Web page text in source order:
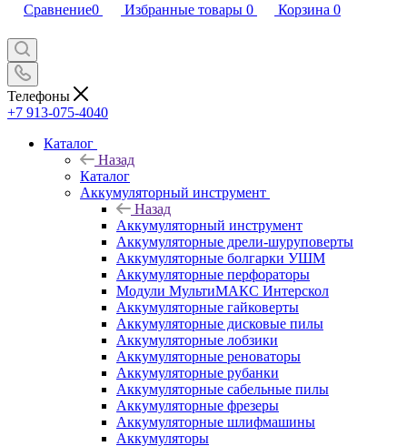
Сравнение0 Избранные товары 0 Корзина 0
Телефоны
+7 913-075-4040
Каталог
Назад
Каталог
Аккумуляторный инструмент
Назад
Аккумуляторный инструмент
Аккумуляторные дрели-шуруповерты
Аккумуляторные болгарки УШМ
Аккумуляторные перфораторы
Модули МультиМАКС Интерскол
Аккумуляторные гайковерты
Аккумуляторные дисковые пилы
Аккумуляторные лобзики
Аккумуляторные реноваторы
Аккумуляторные рубанки
Аккумуляторные сабельные пилы
Аккумуляторные фрезеры
Аккумуляторные шлифмашины
Аккумуляторы